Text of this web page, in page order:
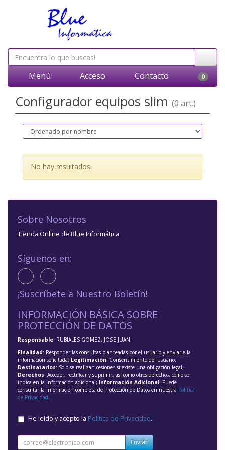
Menú Acceso Contacto 0
Configurador equipos slim (0 art.)
No hay resultados.
Sobre Nosotros
Tienda Online de Blue Informática
Síguenos en:
¡Suscríbete a Nuestro Boletín!
INFORMACIÓN BÁSICA SOBRE
PROTECCIÓN DE DATOS
Responsable: RUBIALES GOMEZ, JOSE JUAN
Finalidad: Responder las consultas planteadas por el usuario y enviarle la
información solicitada; Legitimación: Consentimiento del usuario;
Destinatarios: Solo se realizan cesiones si existe una obligación legal;
Derechos: Acceder, rectificar y suprimir, así como otros derechos, como se
indica en la información adicional; Información Adicional: Puede
consultar la información completa de Protección de Datos en nuestra Política
de Privacidad.
He leído y acepto la Política de Privacidad.
Enviar